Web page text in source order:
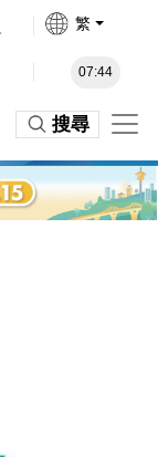
繁
07:44
搜尋